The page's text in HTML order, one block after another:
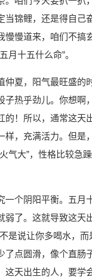
当锦鲤，还是得自己
慢慢道来，咱们不搞
月十五什么命”。
仲夏，阳气最旺盛的
子热乎劲儿。你想啊
的！所以，通常这天
样，充满活力。但是
气大”，性格比较急
一个阴阳平衡。五月
弱了。这就导致这天
是说让你多喝水，而
了点圆滑，像个直肠
这天出生的人，要学